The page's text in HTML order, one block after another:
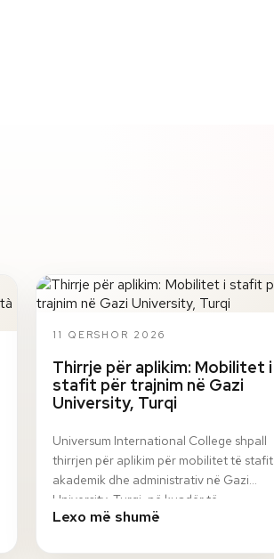
11 QERSHOR 2026
Thirrje për aplikim: Mobilitet i
stafit për trajnim në Gazi
University, Turqi
Universum International College shpall
thirrjen për aplikim për mobilitet të stafit
akademik dhe administrativ në Gazi
University, Turqi, në kuadër të
programi…
Lexo më shumë